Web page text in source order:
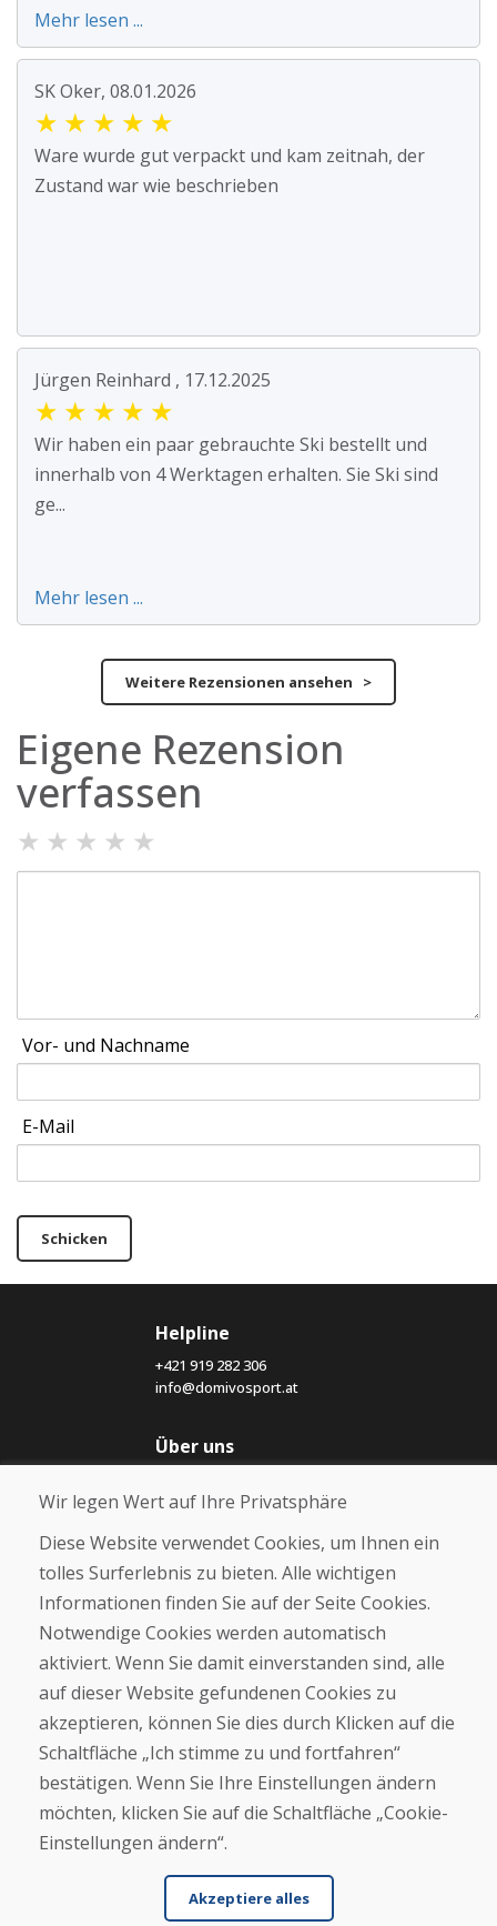
Mehr lesen ...
SK Oker, 08.01.2026
★ ★ ★ ★ ★
Ware wurde gut verpackt und kam zeitnah, der
Zustand war wie beschrieben
Jürgen Reinhard , 17.12.2025
★ ★ ★ ★ ★
Wir haben ein paar gebrauchte Ski bestellt und
innerhalb von 4 Werktagen erhalten. Sie Ski sind
ge...
Mehr lesen ...
Weitere Rezensionen ansehen >
Eigene Rezension
verfassen
★ ★ ★ ★ ★
Vor- und Nachname
E-Mail
Schicken
Helpline
+421 919 282 306
info@domivosport.at
Über uns
Über uns
Kontakt
Kaufen
E-Shop
Geschäftsbedingungen
Zahlung
Beschwerde
Rückgabe und Umtausch von Waren
Cookies
Wir legen Wert auf Ihre Privatsphäre
Diese Website verwendet Cookies, um Ihnen ein
tolles Surferlebnis zu bieten. Alle wichtigen
Informationen finden Sie auf der Seite Cookies.
Notwendige Cookies werden automatisch
aktiviert. Wenn Sie damit einverstanden sind, alle
auf dieser Website gefundenen Cookies zu
akzeptieren, können Sie dies durch Klicken auf die
Schaltfläche „Ich stimme zu und fortfahren“
bestätigen. Wenn Sie Ihre Einstellungen ändern
möchten, klicken Sie auf die Schaltfläche „Cookie-
Einstellungen ändern“.
Akzeptiere alles